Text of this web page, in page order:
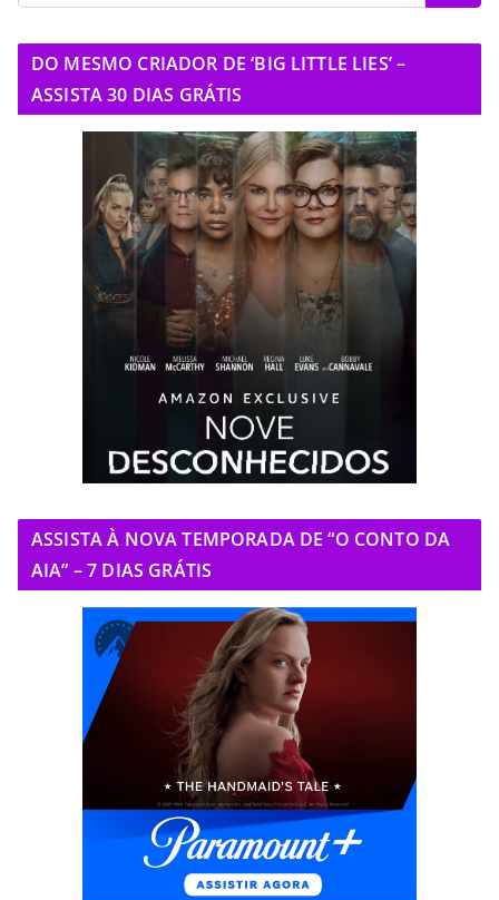
DO MESMO CRIADOR DE ‘BIG LITTLE LIES’ –
ASSISTA 30 DIAS GRÁTIS
ASSISTA À NOVA TEMPORADA DE “O CONTO DA
AIA” – 7 DIAS GRÁTIS